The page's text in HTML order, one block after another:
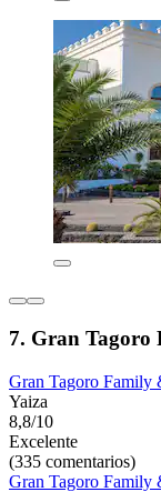
7. Gran Tagoro
Gran Tagoro Family
Yaiza
8,8/10
Excelente
(335 comentarios)
Gran Tagoro Family